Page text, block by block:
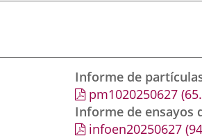
Informe de
pm1020250627
Informe de ensayos
infoen20250627